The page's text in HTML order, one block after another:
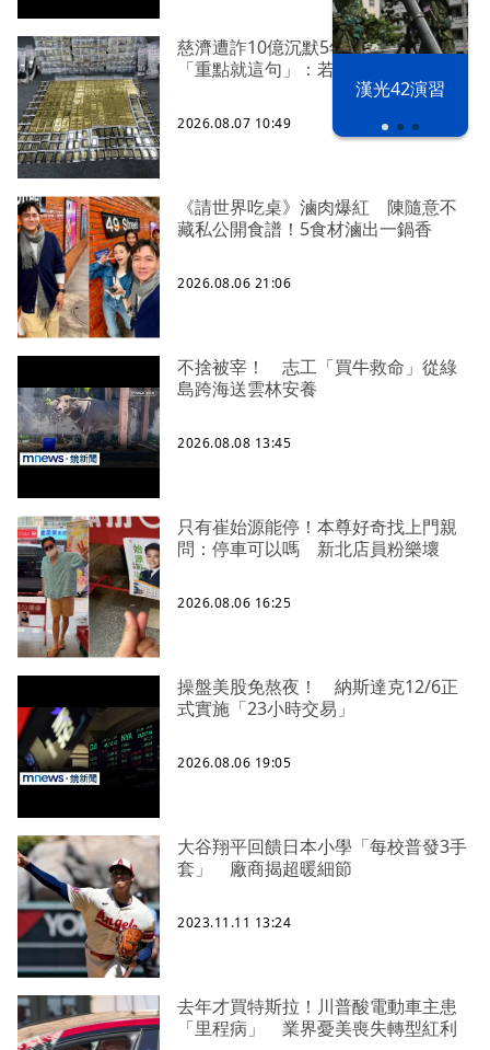
漢光42演習
慈濟遭詐10億沉默5年 四叉貓看聲明
「重點就這句」：若判有罪錢還我
2026.08.07 10:49
《請世界吃桌》滷肉爆紅 陳隨意不
藏私公開食譜！5食材滷出一鍋香
2026.08.06 21:06
不捨被宰！ 志工「買牛救命」從綠
島跨海送雲林安養
2026.08.08 13:45
只有崔始源能停！本尊好奇找上門親
問：停車可以嗎 新北店員粉樂壞
2026.08.06 16:25
操盤美股免熬夜！ 納斯達克12/6正
式實施「23小時交易」
2026.08.06 19:05
大谷翔平回饋日本小學「每校普發3手
套」 廠商揭超暖細節
2023.11.11 13:24
去年才買特斯拉！川普酸電動車主患
「里程病」 業界憂美喪失轉型紅利